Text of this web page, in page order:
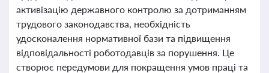
активізацію державного контролю за дотриманням
трудового законодавства, необхідність
удосконалення нормативної бази та підвищення
відповідальності роботодавців за порушення. Це
створює передумови для покращення умов праці та